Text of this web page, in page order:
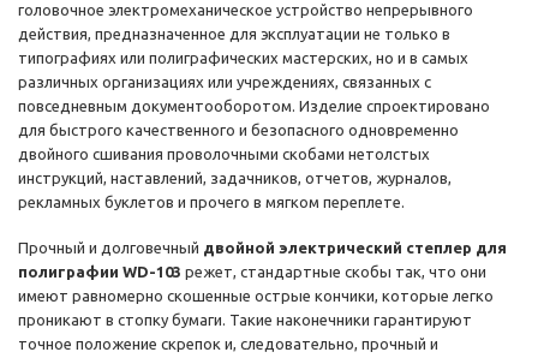
головочное электромеханическое устройство непрерывного
действия, предназначенное для эксплуатации не только в
типографиях или полиграфических мастерских, но и в самых
различных организациях или учреждениях, связанных с
повседневным документооборотом. Изделие спроектировано
для быстрого качественного и безопасного одновременно
двойного сшивания проволочными скобами нетолстых
инструкций, наставлений, задачников, отчетов, журналов,
рекламных буклетов и прочего в мягком переплете.
Прочный и долговечный двойной электрический степлер для
полиграфии WD-103 режет, стандартные скобы так, что они
имеют равномерно скошенные острые кончики, которые легко
проникают в стопку бумаги. Такие наконечники гарантируют
точное положение скрепок и, следовательно, прочный и